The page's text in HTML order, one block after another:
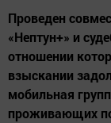
Проведен
«Нептун+» и
отношении
взыскании
мобильная
проживающих по